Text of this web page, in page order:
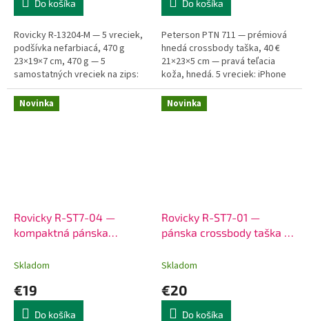
Do košíka
Rovicky R-13204-M — 5 vreciek,
podšívka nefarbiacá, 470 g
23×19×7 cm, 470 g — 5
samostatných vreciek na zips:
vnútorné (doklady), 3 predné
(telefón, slúchadlá, kľúče),
zadné...
Do košíka
Peterson PTN 711 — prémiová
hnedá crossbody taška, 40 €
21×23×5 cm — pravá teľacia
koža, hnedá. 5 vreciek: iPhone
15 Pro Max + pas + zápisník A5 +
nabíjačka naraz. Koža krásne...
Novinka
Rovicky R-ST7-04 —
kompaktná pánska
kože
Skladom
€19
Do košíka
Novinka
Rovicky R-ST7-01 —
pánska crossbody taška z
vrecká
Skladom
€20
Do košíka